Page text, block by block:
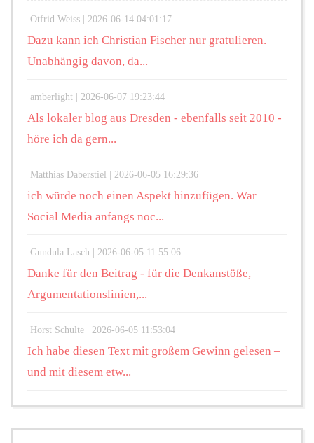
Otfrid Weiss | 2026-06-14 04:01:17
Dazu kann ich Christian Fischer nur gratulieren.
Unabhängig davon, da...
amberlight | 2026-06-07 19:23:44
Als lokaler blog aus Dresden - ebenfalls seit 2010 -
höre ich da gern...
Matthias Daberstiel | 2026-06-05 16:29:36
ich würde noch einen Aspekt hinzufügen. War
Social Media anfangs noc...
Gundula Lasch | 2026-06-05 11:55:06
Danke für den Beitrag - für die Denkanstöße,
Argumentationslinien,...
Horst Schulte | 2026-06-05 11:53:04
Ich habe diesen Text mit großem Gewinn gelesen –
und mit diesem etw...